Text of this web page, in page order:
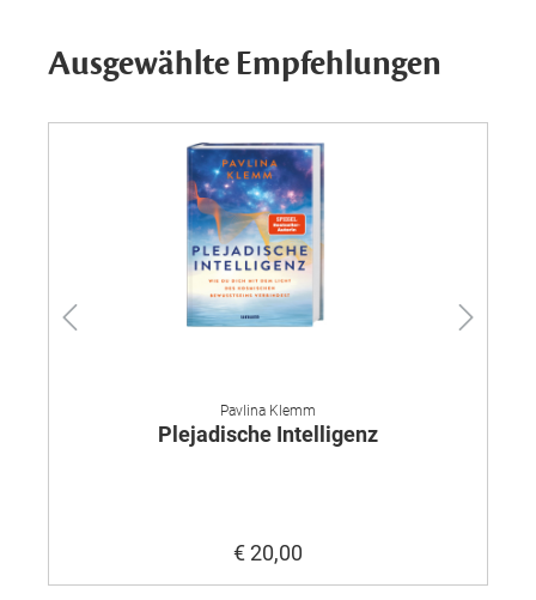
Ausgewählte Empfehlungen
Pavlina Klemm
Plejadische Intelligenz
€ 20,00